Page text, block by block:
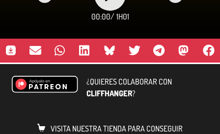
00:00/ 1H01
¿QUIERES COLABORAR CON
CLIFFHANGER?
VISITA NUESTRA TIENDA PARA CONSEGUIR